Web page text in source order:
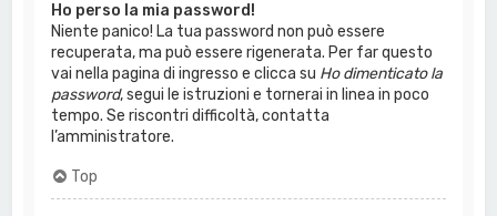
Ho perso la mia password!
Niente panico! La tua password non può essere
recuperata, ma può essere rigenerata. Per far questo
vai nella pagina di ingresso e clicca su Ho dimenticato la
password, segui le istruzioni e tornerai in linea in poco
tempo. Se riscontri difficoltà, contatta
l’amministratore.
Top